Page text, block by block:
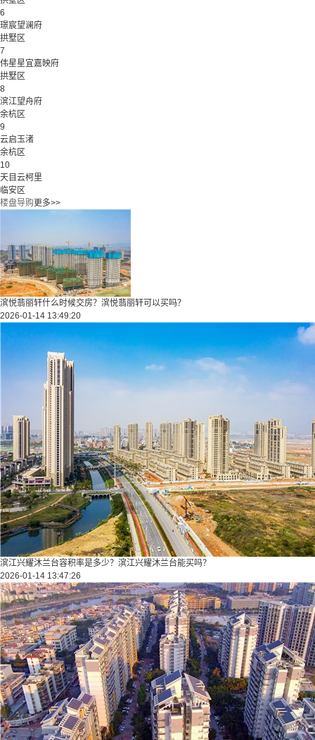
6
璟宸望澜府
拱墅区
7
伟星星宜嘉映府
拱墅区
8
滨江望舟府
余杭区
9
云启玉渚
余杭区
10
天目云柯里
临安区
楼盘导购更多>>
滨悦翡丽轩什么时候交房？滨悦翡丽轩可以买吗？
2026-01-14 13:49:20
滨江兴耀沐兰台容积率是多少？滨江兴耀沐兰台能买吗？
2026-01-14 13:47:26